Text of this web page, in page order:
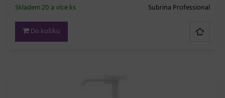
Subrina Professional
Skladem 20 a více ks
Do košíku